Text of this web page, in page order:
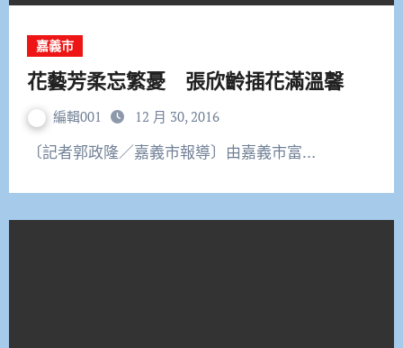
嘉義市
花藝芳柔忘繁憂 張欣齡插花滿溫馨
編輯001 12 月 30, 2016
〔記者郭政隆／嘉義市報導〕由嘉義市富…